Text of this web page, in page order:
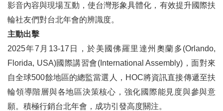
影音內容與現場互動，使台灣形象具體化，有效提升國際扶
輪社友們對台北年會的辨識度。
主動出擊
2025年7月13-17日，於美國佛羅里達州奧蘭多(Orlando,
Florida, USA)國際講習會(International Assembly)，面對來
自全球500餘地區的總監當選人，HOC將資訊直接傳遞至扶
輪領導階層與各地區決策核心，強化國際能見度與參與意
願。積極行銷台北年會，成功引發高度關注。